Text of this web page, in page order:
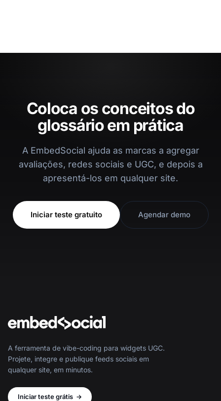
Coloca os conceitos do
glossário em prática
A EmbedSocial ajuda as marcas a agregar
avaliações, redes sociais e UGC, e depois a
apresentá-los em qualquer site.
Iniciar teste gratuito Agendar demo
A ferramenta de vibe-coding para widgets UGC.
Projete, integre e publique feeds sociais em
qualquer site, em minutos.
Iniciar teste grátis →